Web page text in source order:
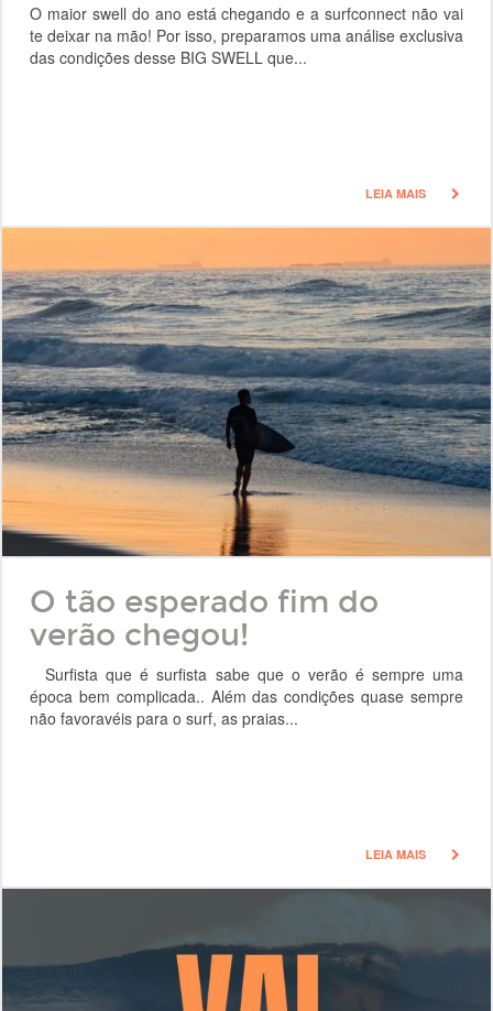
O maior swell do ano está chegando e a surfconnect não vai
te deixar na mão! Por isso, preparamos uma análise exclusiva
das condições desse BIG SWELL que...
LEIA MAIS
O tão esperado fim do
verão chegou!
Surfista que é surfista sabe que o verão é sempre uma
época bem complicada.. Além das condições quase sempre
não favoravéis para o surf, as praias...
LEIA MAIS